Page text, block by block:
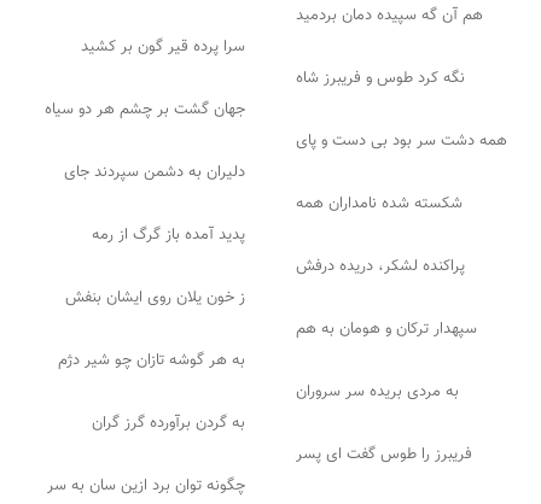
هم آن گه سپیده دمان بردمید
سرا پرده قیر گون بر کشید
نگه کرد طوس و فریبرز شاه
جهان گشت بر چشم هر دو سیاه
همه دشت سر بود بی دست و پای
دلیران به دشمن سپردند جای
شکسته شده نامداران همه
پدید آمده باز گرگ از رمه
پراکنده لشکر، دریده درفش
ز خون یلان روی ایشان بنفش
سپهدار ترکان و هومان به هم
به هر گوشه تازان چو شیر دژم
به مردی بریده سر سروران
به گردن برآورده گرز گران
فریبرز را طوس گفت ای پسر
چگونه توان برد ازین سان به سر